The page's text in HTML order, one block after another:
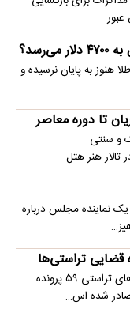
عبور…
هنوز به پایان نرسیده و
و سنتی
یک نماینده مجلس درباره
تراستی‌ها
دادستان تهران گفت: تاکنون برای مدیران شرکت‌های تراستی ۵۹ پرونده